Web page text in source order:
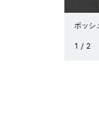
ボッシ
1 / 2